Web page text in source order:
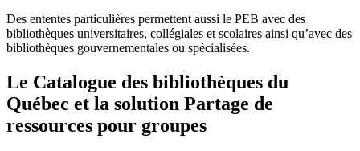
Des ententes particulières permettent aussi le PEB avec des
bibliothèques universitaires, collégiales et scolaires ainsi qu’avec des
bibliothèques gouvernementales ou spécialisées.
Le Catalogue des bibliothèques du
Québec et la solution Partage de
ressources pour groupes